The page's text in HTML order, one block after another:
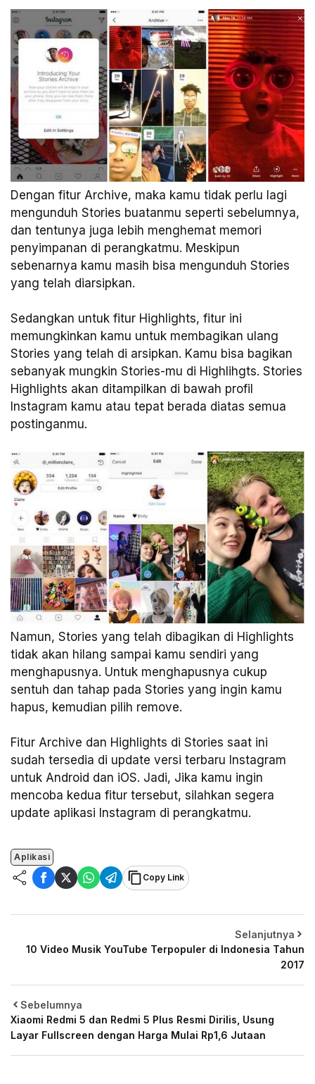
Dengan fitur Archive, maka kamu tidak perlu lagi
mengunduh Stories buatanmu seperti sebelumnya,
dan tentunya juga lebih menghemat memori
penyimpanan di perangkatmu. Meskipun
sebenarnya kamu masih bisa mengunduh Stories
yang telah diarsipkan.
Sedangkan untuk fitur Highlights, fitur ini
memungkinkan kamu untuk membagikan ulang
Stories yang telah di arsipkan. Kamu bisa bagikan
sebanyak mungkin Stories-mu di Highlihgts. Stories
Highlights akan ditampilkan di bawah profil
Instagram kamu atau tepat berada diatas semua
postinganmu.
Namun, Stories yang telah dibagikan di Highlights
tidak akan hilang sampai kamu sendiri yang
menghapusnya. Untuk menghapusnya cukup
sentuh dan tahap pada Stories yang ingin kamu
hapus, kemudian pilih remove.
Fitur Archive dan Highlights di Stories saat ini
sudah tersedia di update versi terbaru Instagram
untuk Android dan iOS. Jadi, Jika kamu ingin
mencoba kedua fitur tersebut, silahkan segera
update aplikasi Instagram di perangkatmu.
Aplikasi
Copy Link
Sebelumnya
Xiaomi Redmi 5 dan Redmi 5 Plus Resmi Dirilis, Usung
Layar Fullscreen dengan Harga Mulai Rp1,6 Jutaan
Selanjutnya
10 Video Musik YouTube Terpopuler di Indonesia Tahun
2017